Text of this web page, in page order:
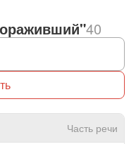
40
Часть речи